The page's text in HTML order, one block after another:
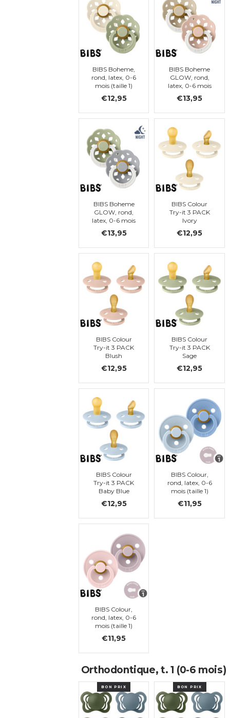
BIBS Boheme,
rond, latex, 0-6
mois (taille 1)
€12,95
BIBS Boheme
GLOW, rond,
latex, 0-6 mois
€13,95
BIBS Boheme
GLOW, rond,
latex, 0-6 mois
(taille 1)
€13,95
BIBS Colour
Try-it 3 PACK
Ivory
€12,95
BIBS Colour
Try-it 3 PACK
Blush
€12,95
BIBS Colour
Try-it 3 PACK
Sage
€12,95
BIBS Colour
Try-it 3 PACK
Baby Blue
€12,95
BIBS Colour,
rond, latex, 0-6
mois (taille 1)
€11,95
BIBS Colour,
rond, latex, 0-6
mois (taille 1)
€11,95
Orthodontique, t. 1 (0-6 mois)
BON PRIX BON PRIX